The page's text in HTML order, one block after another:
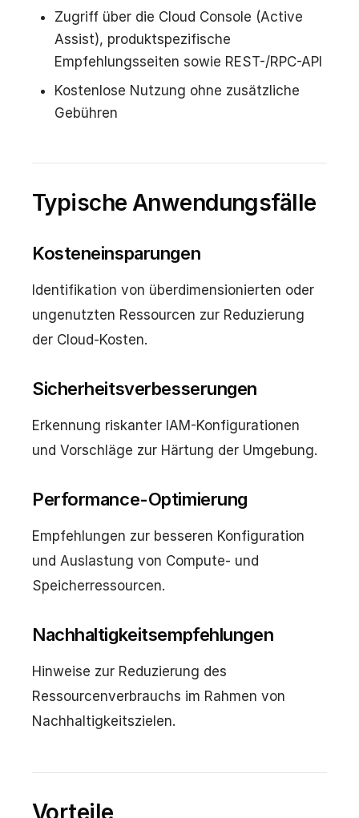
Zugriff über die Cloud Console (Active
Assist), produktspezifische
Empfehlungsseiten sowie REST-/RPC-API
Kostenlose Nutzung ohne zusätzliche
Gebühren
Typische Anwendungsfälle
Kosteneinsparungen
Identifikation von überdimensionierten oder
ungenutzten Ressourcen zur Reduzierung
der Cloud-Kosten.
Sicherheitsverbesserungen
Erkennung riskanter IAM-Konfigurationen
und Vorschläge zur Härtung der Umgebung.
Performance-Optimierung
Empfehlungen zur besseren Konfiguration
und Auslastung von Compute- und
Speicherressourcen.
Nachhaltigkeitsempfehlungen
Hinweise zur Reduzierung des
Ressourcenverbrauchs im Rahmen von
Nachhaltigkeitszielen.
Vorteile